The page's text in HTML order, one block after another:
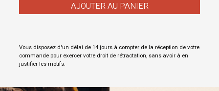
AJOUTER AU PANIER
Vous disposez d'un délai de 14 jours à compter de la réception de votre
commande pour exercer votre droit de rétractation, sans avoir à en
justifier les motifs.